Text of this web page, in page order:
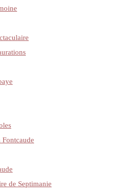
de Septimanie